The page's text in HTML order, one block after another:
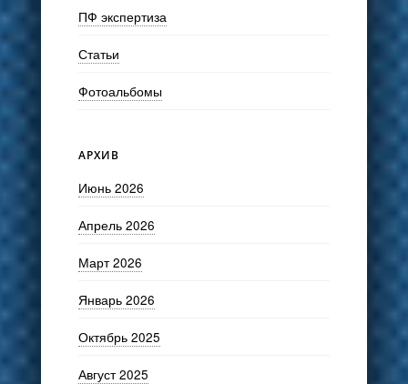
ПФ экспертиза
Статьи
Фотоальбомы
АРХИВ
Июнь 2026
Апрель 2026
Март 2026
Январь 2026
Октябрь 2025
Август 2025